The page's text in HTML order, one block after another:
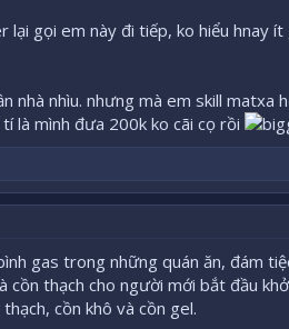
gọi em này đi tiếp, ko hiểu hnay ít
nhà nhìu. nhưng mà em skill matxa
là mình đưa 200k ko cãi cọ rồi
gas trong những quán ăn, đám
cồn thạch cho người mới bắt đầu
cồn khô và cồn gel.